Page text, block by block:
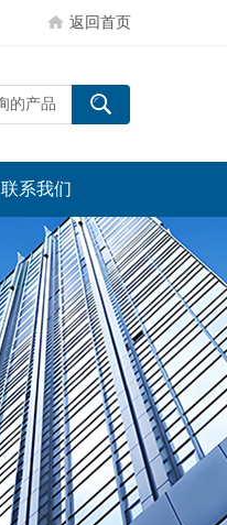
返回首页
联系我们